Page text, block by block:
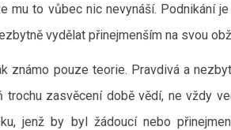
mu to vůbec nic nevynáší. Podnikání
vydělat přinejmenším na svou
známo pouze teorie. Pravdivá a
trochu zasvěcení době vědí, ne vždy
jenž by byl žádoucí nebo